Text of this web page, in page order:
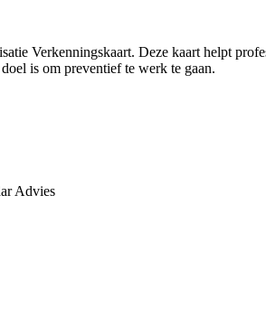
Verkenningskaart. Deze kaart helpt
is om preventief te werk te gaan.
Advies